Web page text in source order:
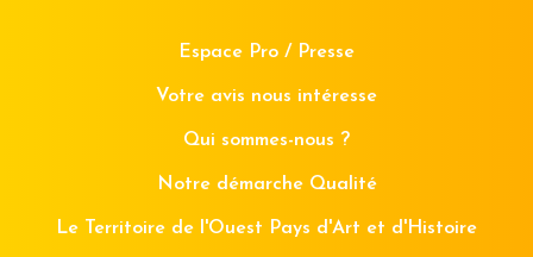
Espace Pro / Presse
Votre avis nous intéresse
Qui sommes-nous ?
Notre démarche Qualité
Le Territoire de l'Ouest Pays d'Art et d'Histoire